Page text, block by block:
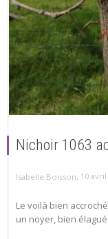
Nichoir 1063
Isabelle Boisson, 10 avril
Le voilà bien
un noyer, bien élagué